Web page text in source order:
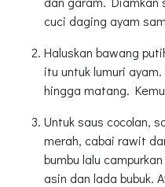
cuci daging ayam
Haluskan bawang
itu untuk lumuri
hingga matang.
Untuk saus cocolan,
merah, cabai rawit
bumbu lalu
asin dan lada bubuk.